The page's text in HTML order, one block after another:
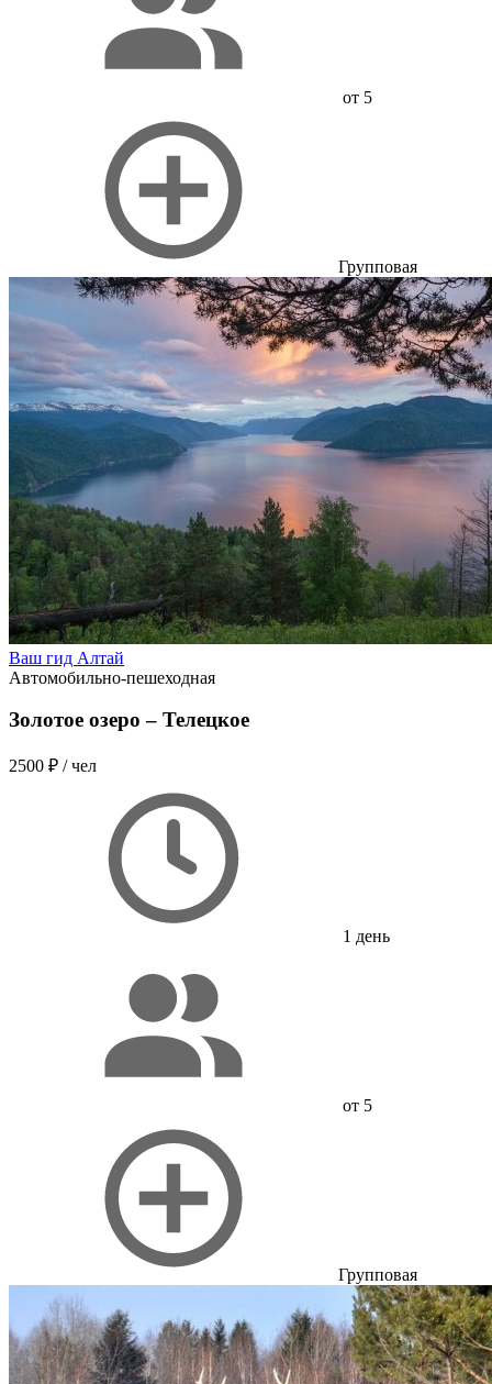
от 5
Групповая
Ваш гид Алтай
Автомобильно-пешеходная
Золотое озеро – Телецкое
2500 ₽ / чел
1 день
от 5
Групповая